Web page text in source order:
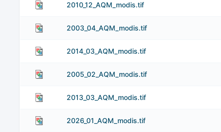
2010_12_AQM_modis.tif
2003_04_AQM_modis.tif
2014_03_AQM_modis.tif
2005_02_AQM_modis.tif
2013_03_AQM_modis.tif
2026_01_AQM_modis.tif